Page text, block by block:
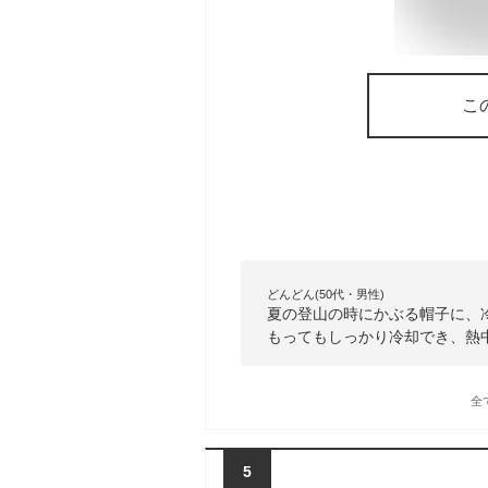
こ
どんどん(50代・男性)
夏の登山の時にかぶる帽子に
もってもしっかり冷却でき、
全
5